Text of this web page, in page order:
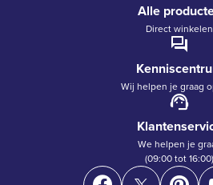
Alle
Direct winkelen
Wij helpen je graag
We helpen je
(09:00 tot 16:00)